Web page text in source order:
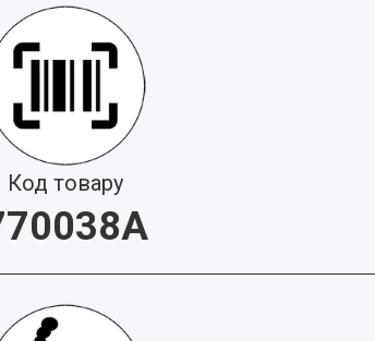
Код товару